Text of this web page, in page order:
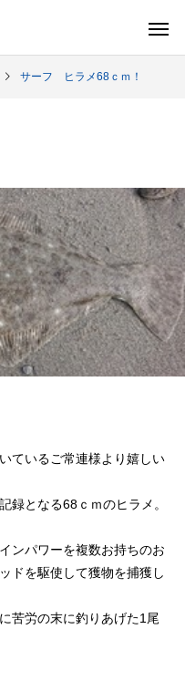
メンテナンス用品
サーフ ヒラメ68ｃｍ！
ているご常連様より嬉しい
録となる68ｃｍのヒラメ。
ンパワーを複数お持ちのお
ドを駆使して獲物を捕獲し
苦労の末に釣りあげた1尾